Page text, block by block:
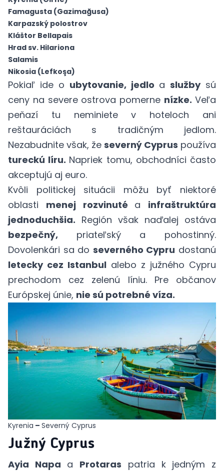
Famagusta (Gazimağusa)
Karpazský polostrov
Kláštor Bellapais
Hrad sv. Hilariona
Salamis
Nikosia (Lefkoşa)
Pokiaľ ide o ubytovanie, jedlo a službysú
ceny na severe ostrova pomerne nízke.Veľa
peňazí tu neminiete v hoteloch ani
reštauráciách s tradičným jedlom.
Nezabudnite však, že severný Cyprus používa
tureckú líru. Napriek tomu, obchodníci často
akceptujú aj euro.
Kvôli politickej situácii môžu byť niektoré
oblasti menej rozvinuté a infraštruktúra
jednoduchšia. Región však naďalej ostáva
bezpečný, priateľský a pohostinný.
Dovolenkári sa do severného Cypru dostanú
letecky cez Istanbul alebo z južného Cypru
prechodom cez zelenú líniu. Pre občanov
Európskej únie, nie sú potrebné víza.
Kyrenia – Severný Cyprus
Južný Cyprus
Ayia Napa a Protaras patria k jedným z